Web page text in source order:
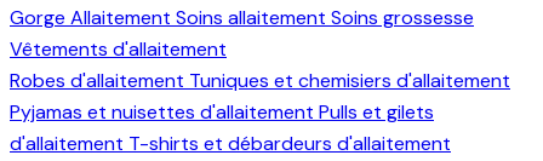
Gorge Allaitement Soins allaitement Soins grossesse
Vêtements d'allaitement
Robes d'allaitement Tuniques et chemisiers d'allaitement
Pyjamas et nuisettes d'allaitement Pulls et gilets
d'allaitement T-shirts et débardeurs d'allaitement